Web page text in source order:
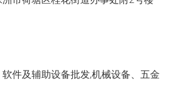
件及辅助设备批发,机械设备、五金